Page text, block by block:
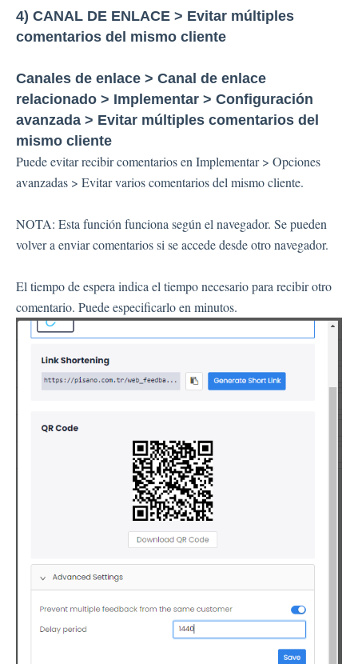
4) CANAL DE ENLACE > Evitar múltiples
comentarios del mismo cliente
Canales de enlace > Canal de enlace
relacionado > Implementar > Configuración
avanzada > Evitar múltiples comentarios del
mismo cliente
Puede evitar recibir comentarios en Implementar > Opciones
avanzadas > Evitar varios comentarios del mismo cliente.
NOTA: Esta función funciona según el navegador. Se pueden
volver a enviar comentarios si se accede desde otro navegador.
El tiempo de espera indica el tiempo necesario para recibir otro
comentario. Puede especificarlo en minutos.